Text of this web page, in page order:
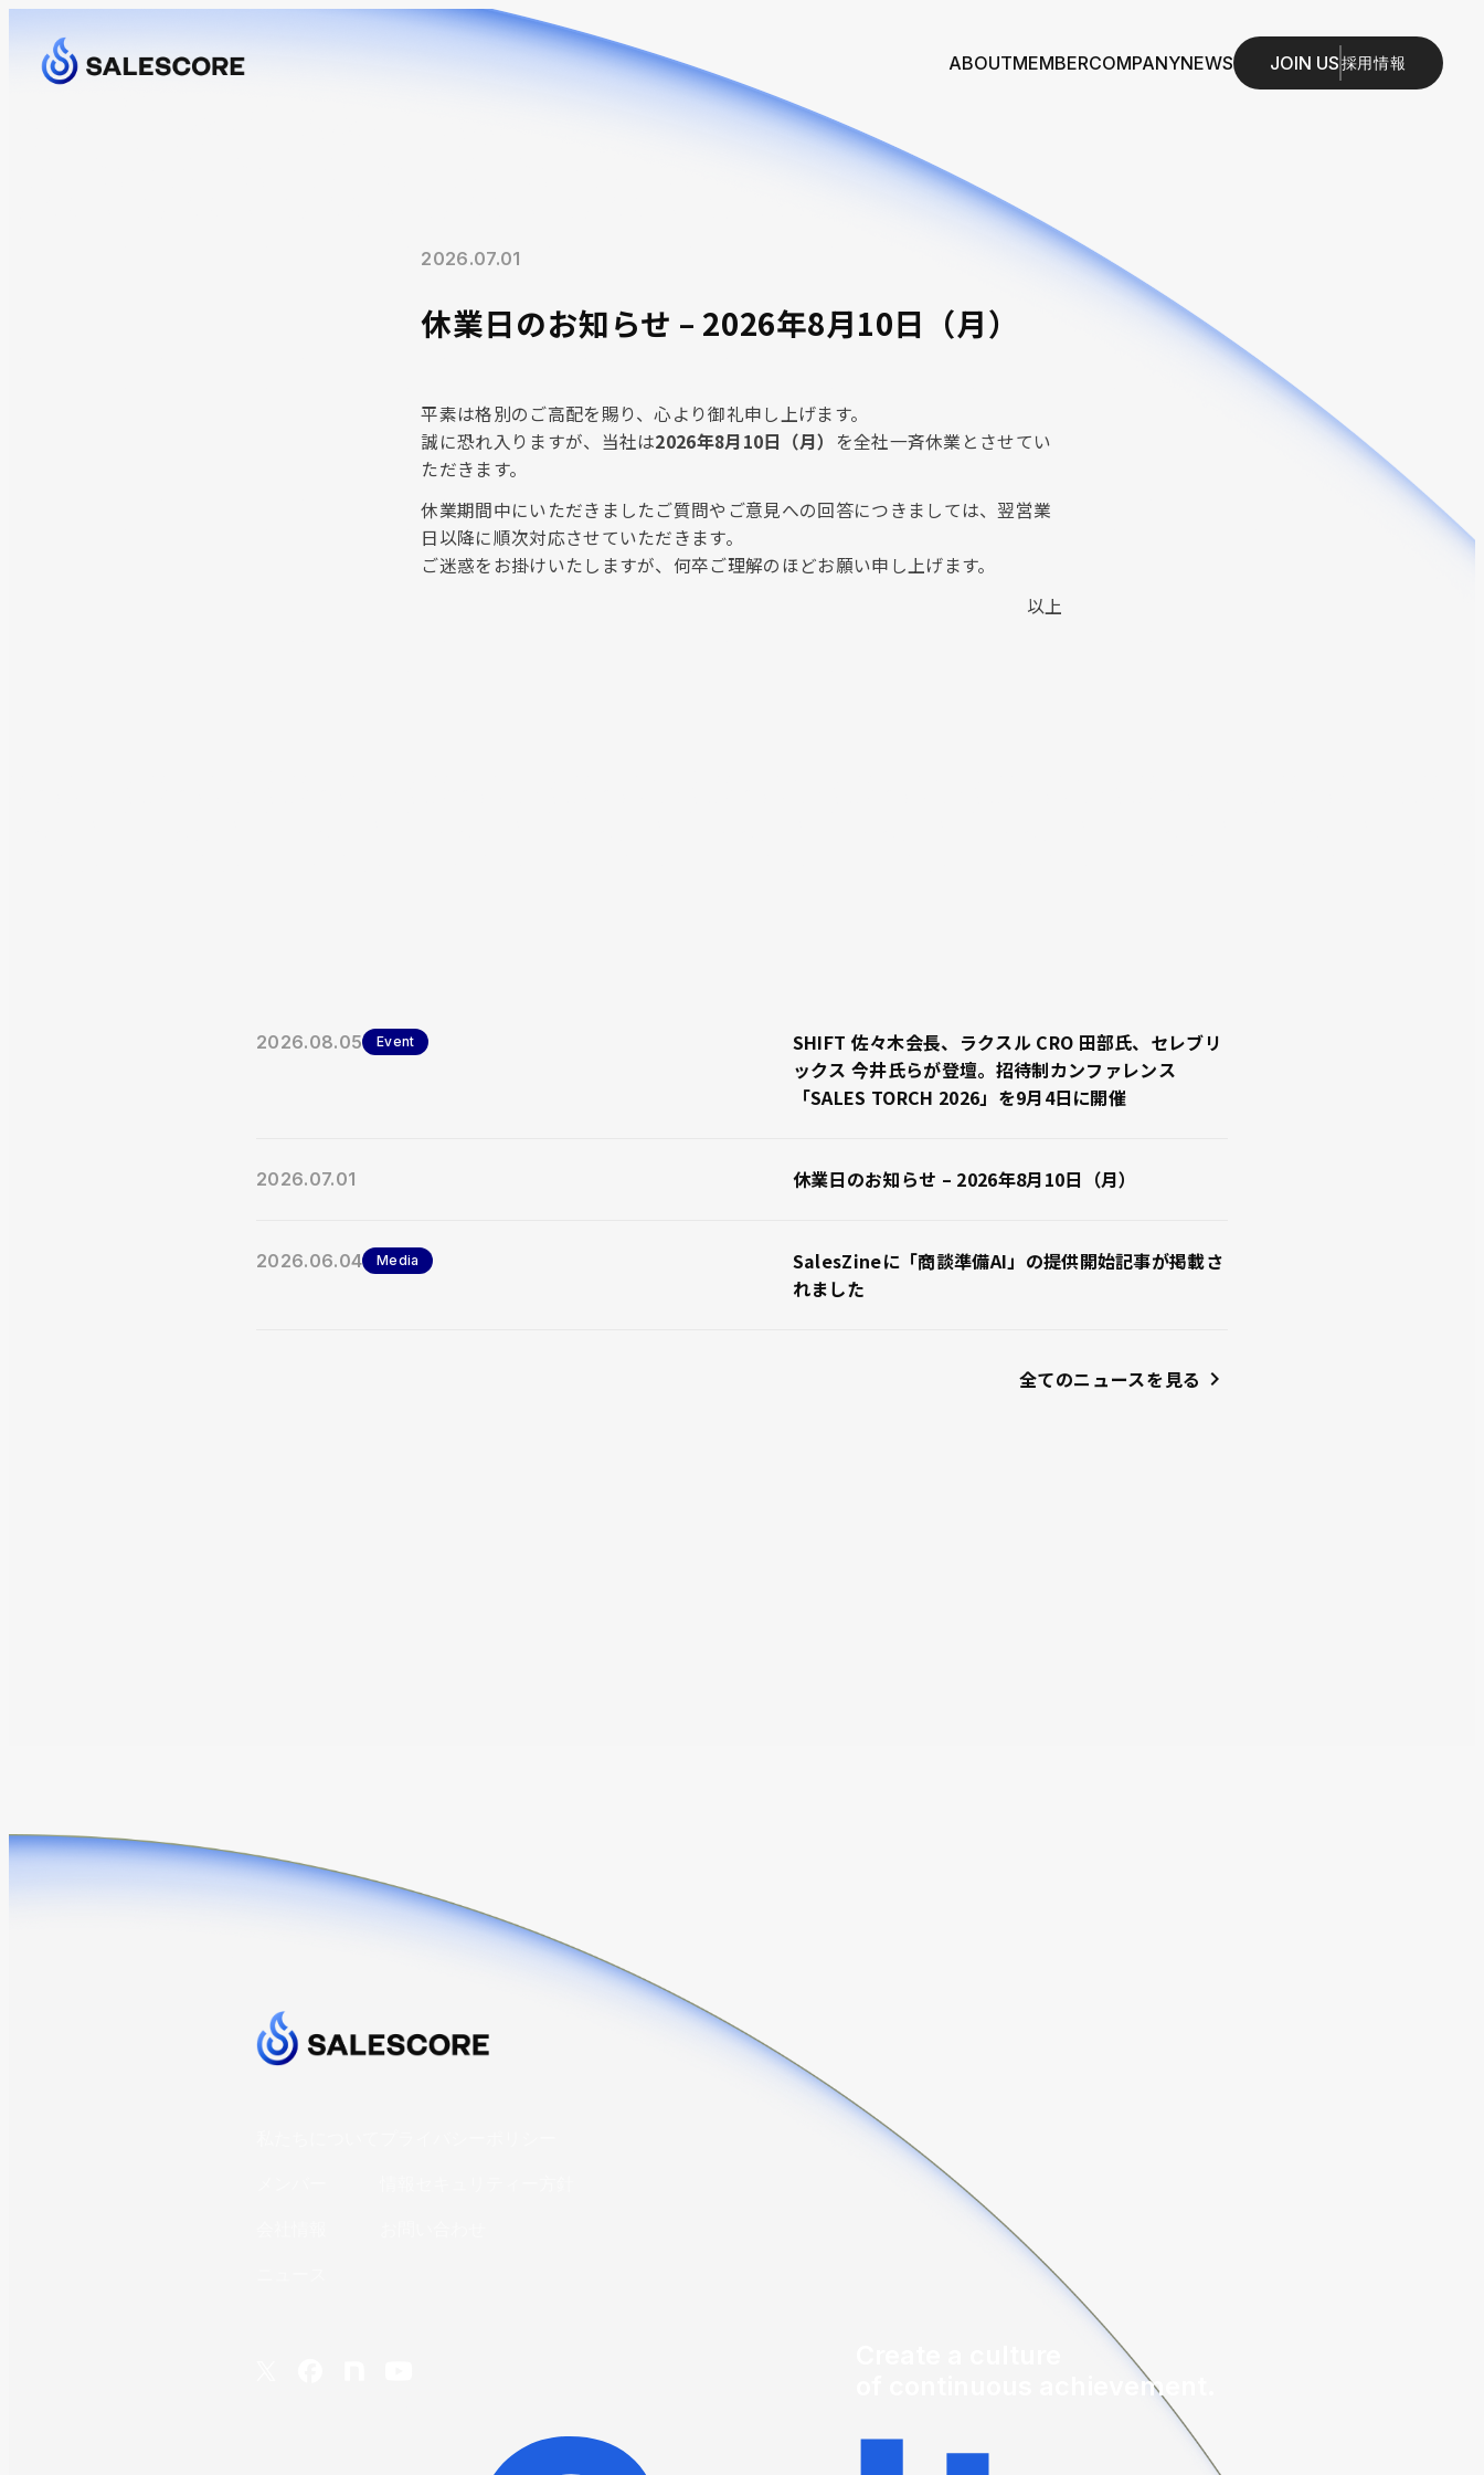
ABOUTMEMBERCOMPANYNEWS JOIN US採用情報
2026.07.01
休業日のお知らせ – 2026年8月10日（月）
平素は格別のご高配を賜り、心より御礼申し上げます。
誠に恐れ入りますが、当社は2026年8月10日（月）
を全社一斉休業とさせてい
ただきます。
休業期間中にいただきましたご質問やご意見への回答につきましては、翌営業
日以降に順次対応させていただきます。
ご迷惑をお掛けいたしますが、何卒ご理解のほどお願い申し上げます。
以上
2026.08.05 Event
SHIFT 佐々木会長、ラクスル CRO 田部氏、セレブリ
ックス 今井氏らが登壇。招待制カンファレンス
「SALES TORCH 2026」を9月4日に開催
2026.07.01 休業日のお知らせ – 2026年8月10日（月）
2026.06.04 Media
SalesZineに「商談準備AI」の提供開始記事が掲載さ
れました
全てのニュースを見る
of continuous achievement.